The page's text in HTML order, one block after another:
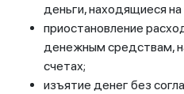
деньги, находящиеся на
приостановление
денежным средствам,
счетах;
изъятие денег без